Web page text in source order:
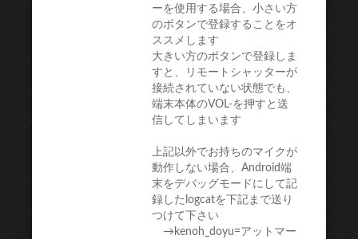
ーを使用する場合、小さい方
のボタンで登録することをオ
ススメします
大きい方のボタンで登録しま
すと、リモートシャッターが
接続されていない状態でも、
端末本体のVOL-を押すと送
信してしまいます
上記以外でお持ちのマイクが
動作しない場合、Android端
末をデバッグモードにして記
録したlogcatを下記まで送り
つけて下さい
→kenoh_doyu=アットマー